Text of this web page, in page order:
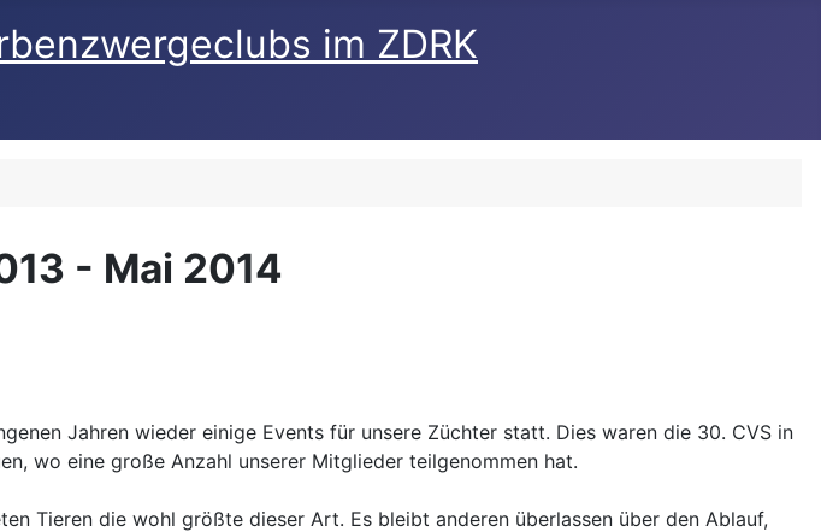
im ZDRK
- Mai 2014
Jahren wieder einige Events für unsere Züchter statt. Dies waren die 30. CVS in
wo eine große Anzahl unserer Mitglieder teilgenommen hat.
Tieren die wohl größte dieser Art. Es bleibt anderen überlassen über den Ablauf,